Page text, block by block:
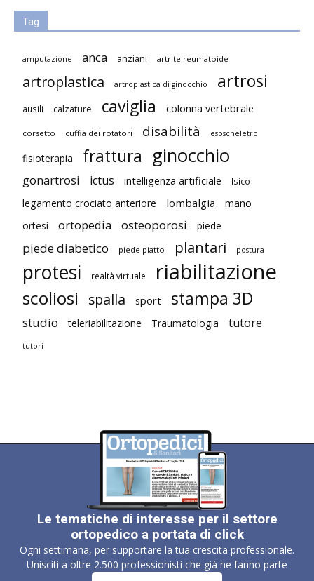
Tag
amputazione anca anziani artrite reumatoide
artroplastica artroplastica di ginocchio artrosi
ausili calzature caviglia colonna vertebrale
corsetto cuffia dei rotatori disabilità esoscheletro
fisioterapia frattura ginocchio
gonartrosi ictus intelligenza artificiale Isico
legamento crociato anteriore lombalgia
mano
ortesi
ortopedia osteoporosi piede
piede diabetico piede piatto plantari postura
protesi realtà virtuale riabilitazione
scoliosi spalla sport stampa 3D
studio teleriabilitazione Traumatologia tutore
tutori
Le tematiche di interesse per il settore
ortopedico a portata di click
Ogni settimana, per supportare la tua crescita professionale.
Unisciti a oltre 2.500 professionisti che già ne fanno parte